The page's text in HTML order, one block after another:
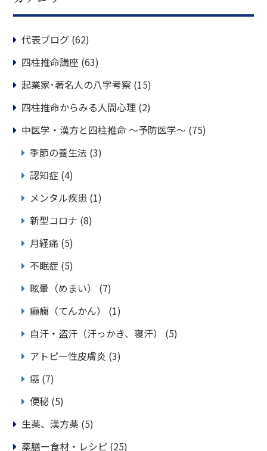
代表ブログ (62)
四柱推命講座 (63)
起業家･著名人の八字考察 (15)
四柱推命からみる人間心理 (2)
中医学・漢方と四柱推命 ～予防医学～ (75)
季節の養生法 (3)
認知症 (4)
メンタル疾患 (1)
新型コロナ (8)
月経痛 (5)
不眠症 (5)
眩暈（めまい）
(7)
癲癇（てんかん）
(1)
自汗・盗汗（汗っかき、寝汗）
(5)
アトピー性皮膚炎 (3)
癌 (7)
便秘 (5)
生薬、漢方薬 (5)
薬膳ー食材・レシピ (25)